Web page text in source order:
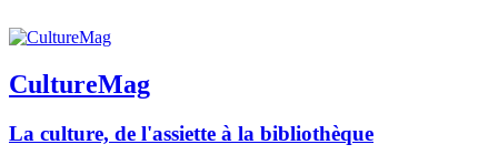
CultureMag
La culture, de l'assiette à la bibliothèque